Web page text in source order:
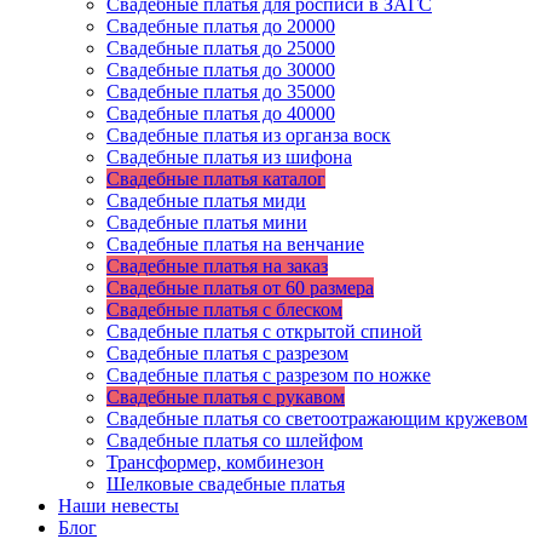
Свадебные платья для росписи в ЗАГС
Свадебные платья до 20000
Свадебные платья до 25000
Свадебные платья до 30000
Свадебные платья до 35000
Свадебные платья до 40000
Свадебные платья из органза воск
Свадебные платья из шифона
Свадебные платья каталог
Свадебные платья миди
Свадебные платья мини
Свадебные платья на венчание
Свадебные платья на заказ
Свадебные платья от 60 размера
Свадебные платья с блеском
Свадебные платья с открытой спиной
Свадебные платья с разрезом
Свадебные платья с разрезом по ножке
Свадебные платья с рукавом
Свадебные платья со светоотражающим кружевом
Свадебные платья со шлейфом
Трансформер, комбинезон
Шелковые свадебные платья
Наши невесты
Блог